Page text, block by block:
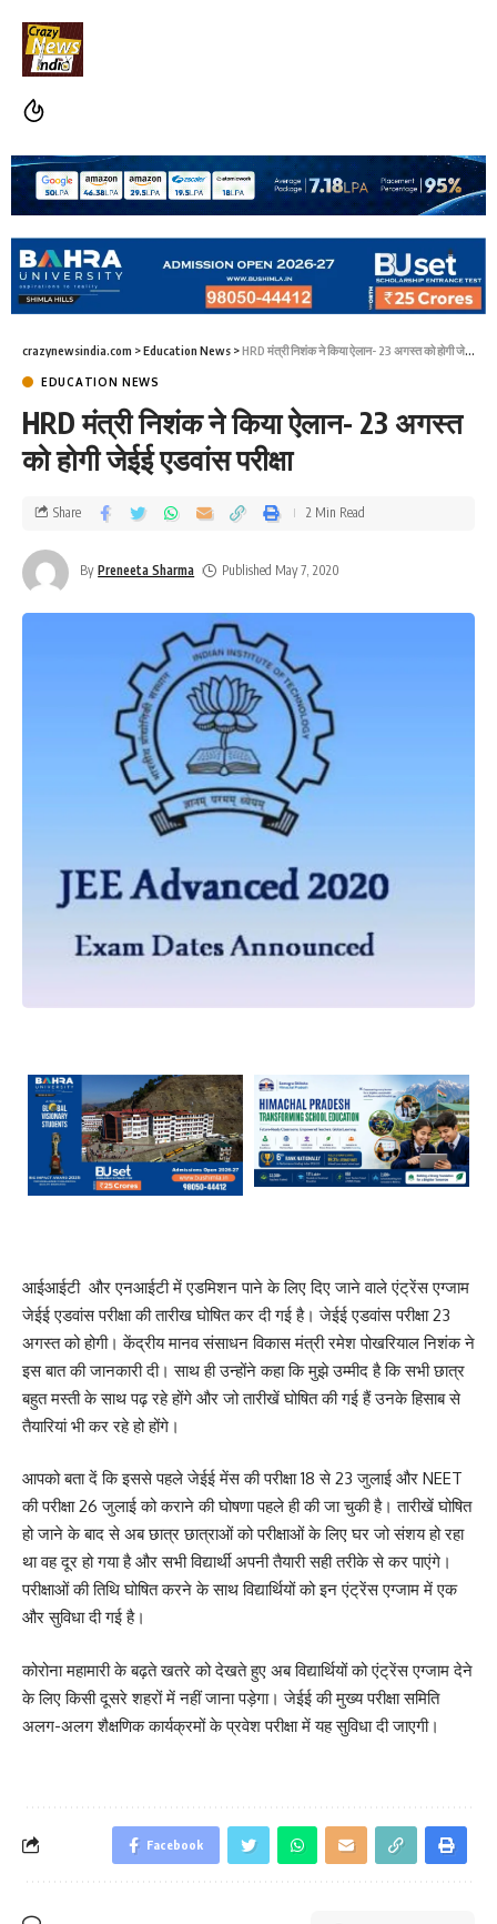
crazynewsindia.com >Education News >HRD मंत्री निशंक ने किया ऐलान- 23 अगस्त को होगी जेईई एडवांस परीक्षा
EDUCATION NEWS
HRD मंत्री निशंक ने किया ऐलान- 23 अगस्त
को होगी जेईई एडवांस परीक्षा
By Preneeta Sharma Published May 7, 2020
Share 2 Min Read
आईआईटी और एनआईटी में एडमिशन पाने के लिए दिए जाने वाले एंट्रेंस एग्जाम
जेईई एडवांस परीक्षा की तारीख घोषित कर दी गई है। जेईई एडवांस परीक्षा 23
अगस्त को होगी। केंद्रीय मानव संसाधन विकास मंत्री रमेश पोखरियाल निशंक ने
इस बात की जानकारी दी। साथ ही उन्होंने कहा कि मुझे उम्मीद है कि सभी छात्र
बहुत मस्ती के साथ पढ़ रहे होंगे और जो तारीखें घोषित की गई हैं उनके हिसाब से
तैयारियां भी कर रहे हो होंगे।
आपको बता दें कि इससे पहले जेईई मेंस की परीक्षा 18 से 23 जुलाई और NEET
की परीक्षा 26 जुलाई को कराने की घोषणा पहले ही की जा चुकी है। तारीखें घोषित
हो जाने के बाद से अब छात्र छात्राओं को परीक्षाओं के लिए घर जो संशय हो रहा
था वह दूर हो गया है और सभी विद्यार्थी अपनी तैयारी सही तरीके से कर पाएंगे।
परीक्षाओं की तिथि घोषित करने के साथ विद्यार्थियों को इन एंट्रेंस एग्जाम में एक
और सुविधा दी गई है।
कोरोना महामारी के बढ़ते खतरे को देखते हुए अब विद्यार्थियों को एंट्रेंस एग्जाम देने
के लिए किसी दूसरे शहरों में नहीं जाना पड़ेगा। जेईई की मुख्य परीक्षा समिति
अलग-अलग शैक्षणिक कार्यक्रमों के प्रवेश परीक्षा में यह सुविधा दी जाएगी।
Facebook